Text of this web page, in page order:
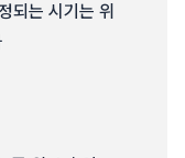
되는 시기는 위